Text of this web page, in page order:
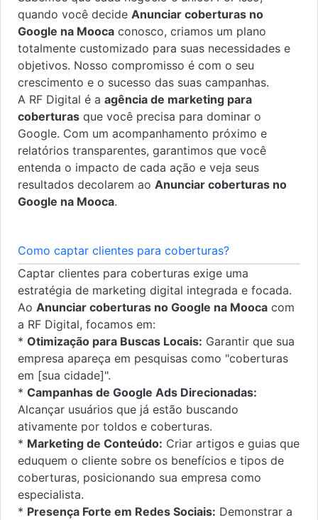
quando você decide Anunciar coberturas no
Google na Mooca conosco, criamos um plano
totalmente customizado para suas necessidades e
objetivos. Nosso compromisso é com o seu
crescimento e o sucesso das suas campanhas.
A RF Digital é a agência de marketing para
coberturas que você precisa para dominar o
Google. Com um acompanhamento próximo e
relatórios transparentes, garantimos que você
entenda o impacto de cada ação e veja seus
resultados decolarem ao Anunciar coberturas no
Google na Mooca.
Como captar clientes para coberturas?
Captar clientes para coberturas exige uma
estratégia de marketing digital integrada e focada.
Ao Anunciar coberturas no Google na Mooca com
a RF Digital, focamos em:
* Otimização para Buscas Locais: Garantir que sua
empresa apareça em pesquisas como "coberturas
em [sua cidade]".
* Campanhas de Google Ads Direcionadas:
Alcançar usuários que já estão buscando
ativamente por toldos e coberturas.
* Marketing de Conteúdo: Criar artigos e guias que
eduquem o cliente sobre os benefícios e tipos de
coberturas, posicionando sua empresa como
especialista.
* Presença Forte em Redes Sociais: Demonstrar a